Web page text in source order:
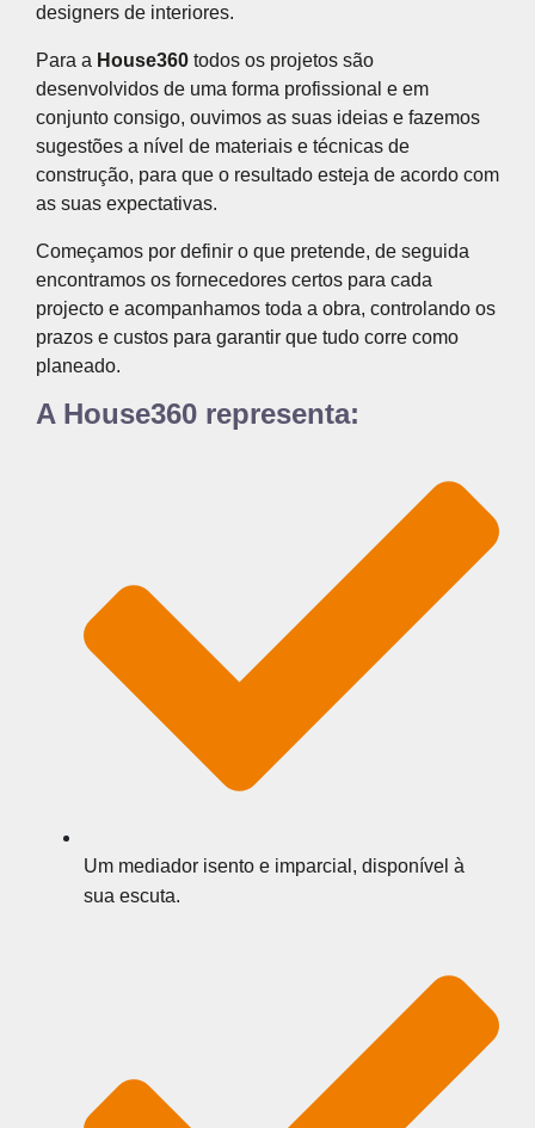
designers de interiores.
Para a House360 todos os projetos são
desenvolvidos de uma forma profissional e em
conjunto consigo, ouvimos as suas ideias e fazemos
sugestões a nível de materiais e técnicas de
construção, para que o resultado esteja de acordo com
as suas expectativas.
Começamos por definir o que pretende, de seguida
encontramos os fornecedores certos para cada
projecto e acompanhamos toda a obra, controlando os
prazos e custos para garantir que tudo corre como
planeado.
A House360 representa:
Um mediador isento e imparcial, disponível à
sua escuta.